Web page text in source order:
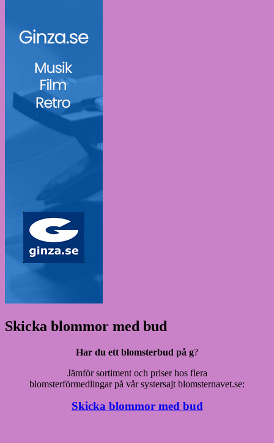
Skicka blommor med bud
Har du ett blomsterbud på g?
Jämför sortiment och priser hos flera
blomsterförmedlingar på vår systersajt blomsternavet.se:
Skicka blommor med bud